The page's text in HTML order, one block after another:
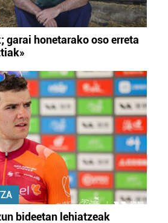
garai honetarako oso erreta
bideetan lehiatzeak